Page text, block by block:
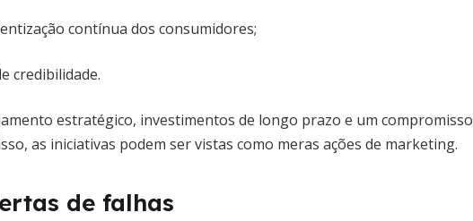
contínua dos consumidores;
credibilidade.
estratégico, investimentos de longo prazo e um compromisso
as iniciativas podem ser vistas como meras ações de marketing.
de falhas